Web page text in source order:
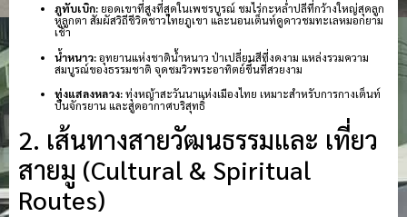
ภูทับเบิก: ยอดเขาที่สูงที่สุดในเพชรบูรณ์ ชมไร่กะหล่ำปลีที่กว้างใหญ่สุดลูก
หูลูกตา สัมผัสวิถีชีวิตชาวไทยภูเขา และนอนเต็นท์ดูดาวชมทะเลหมอกยาม
เช้า
น้ำหนาว:อุทยานแห่งชาติน้ำหนาว ป่าเปลี่ยนสีที่งดงาม แหล่งรวมความ
สมบูรณ์ของธรรมชาติ จุดชมวิวพระอาทิตย์ขึ้นที่สวยงาม
ทุ่งแสลงหลวง:ทุ่งหญ้าสะวันนาแห่งเมืองไทย เหมาะสำหรับการกางเต็นท์
ปั่นจักรยาน และสูดอากาศบริสุทธิ์
2. เส้นทางสายวัฒนธรรมและ เที่ยว
สายมู (Cultural & Spiritual
Routes)